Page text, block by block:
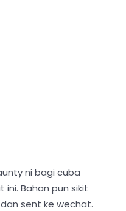
ni bagi cuba
Bahan pun sikit
sent ke wechat.